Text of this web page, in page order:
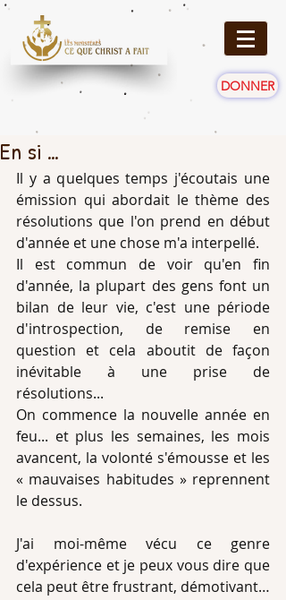
DONNER
En si …
Il y a quelques temps j'écoutais une
émission qui abordait le thème des
résolutions que l'on prend en début
d'année et une chose m'a interpellé.
Il est commun de voir qu'en fin
d'année, la plupart des gens font un
bilan de leur vie, c'est une période
d'introspection, de remise en
question et cela aboutit de façon
inévitable à une prise de
résolutions...
On commence la nouvelle année en
feu... et plus les semaines, les mois
avancent, la volonté s'émousse et les
« mauvaises habitudes » reprennent
le dessus.
J'ai moi-même vécu ce genre
d'expérience et je peux vous dire que